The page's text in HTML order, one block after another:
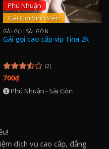
Phú Nhuận
Gái Gọi Sinh Viên
GÁI GỌI SÀI GÒN
Gái gọi cao cấp vip Tina 2k
Được
xếp
hạng
(2)
700₫
Phú Nhuận - Sài Gòn
dịch vụ cao cấp, đẳng